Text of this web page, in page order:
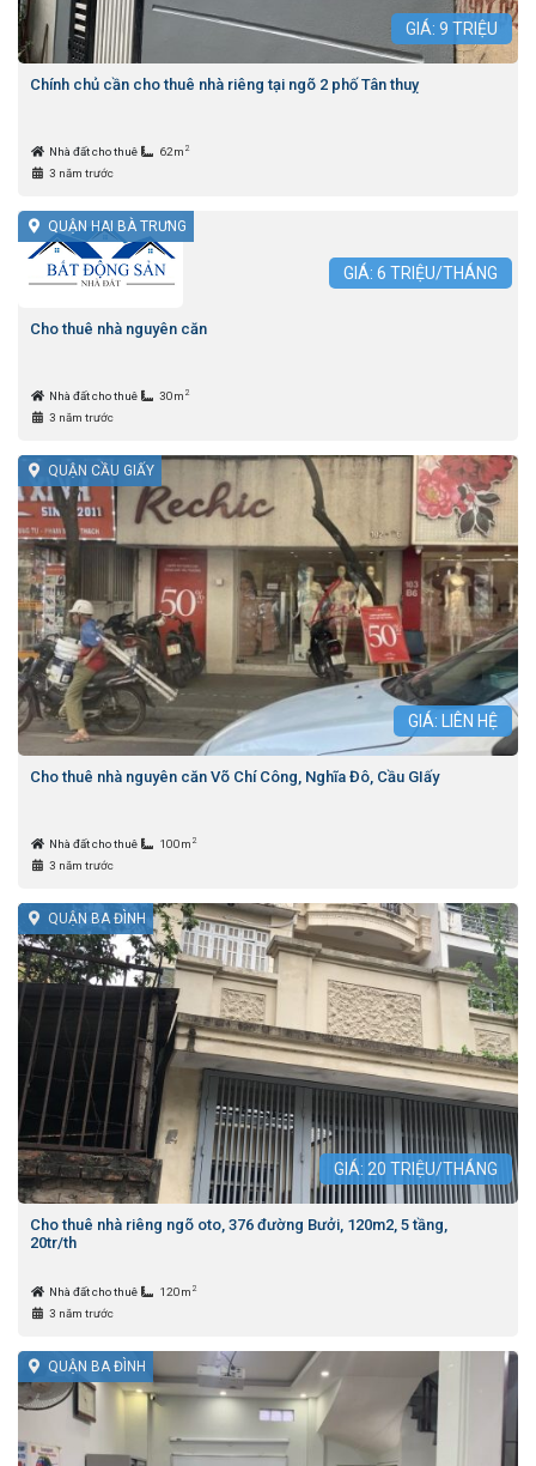
GIÁ: 9 TRIỆU
Chính chủ cần cho thuê nhà riêng tại ngõ 2 phố Tân thuỵ
Nhà đất cho thuê 62m 2
3 năm trước
QUẬN HAI BÀ TRƯNG
GIÁ: 6 TRIỆU/THÁNG
Cho thuê nhà nguyên căn
Nhà đất cho thuê 30m 2
3 năm trước
QUẬN CẦU GIẤY
GIÁ: LIÊN HỆ
Cho thuê nhà nguyên căn Võ Chí Công, Nghĩa Đô, Cầu GIấy
Nhà đất cho thuê 100m 2
3 năm trước
QUẬN BA ĐÌNH
GIÁ: 20 TRIỆU/THÁNG
Cho thuê nhà riêng ngõ oto, 376 đường Bưởi, 120m2, 5 tầng,
20tr/th
Nhà đất cho thuê 120m 2
3 năm trước
QUẬN BA ĐÌNH